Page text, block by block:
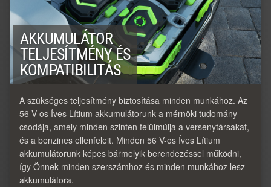
AKKUMULÁTOR
TELJESÍTMÉNY ÉS
KOMPATIBILITÁS
A szükséges teljesítmény biztosítása minden munkához. Az
56 V-os Íves Lítium akkumulátorunk a mérnöki tudomány
csodája, amely minden szinten felülmúlja a versenytársakat,
és a benzines ellenfeleit. Minden 56 V-os Íves Lítium
akkumulátorunk képes bármelyik berendezéssel működni,
így Önnek minden szerszámhoz és minden munkához lesz
akkumulátora.